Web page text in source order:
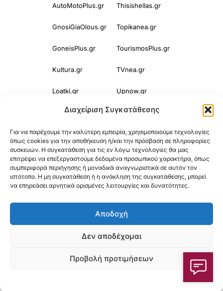
Διαχείριση Συγκατάθεσης
Για να παρέχουμε την καλύτερη εμπειρία, χρησιμοποιούμε τεχνολογίες
όπως cookies για την αποθήκευση ή/και την πρόσβαση σε πληροφορίες
συσκευών. Η συγκατάθεση για τις εν λόγω τεχνολογίες θα μας
επιτρέψει να επεξεργαστούμε δεδομένα προσωπικού χαρακτήρα, όπως
συμπεριφορά περιήγησης ή μοναδικά αναγνωριστικά σε αυτόν τον
ιστότοπο. Η μη συγκατάθεση ή η ανάκληση της συγκατάθεσης, μπορεί
να επηρεάσει αρνητικά ορισμένες λειτουργίες και δυνατότητες.
Αποδοχή
Δεν αποδέχομαι
Προβολή προτιμήσεων
AutoMotoPlus.gr Thisishellas.gr
GnosiGiaOlous.gr Topikanea.gr
GoneisPlus.gr TourismosPlus.gr
Kultura.gr TVnea.gr
Loatki.gr Upnow.gr
Loveis.gr VresSyntages.gr
ModernaGynaika.gr Xristianika.gr
OikonomiaPlus.gr ZoumeKalytera.gr
Oikotropia.gr ZoumeSpiti.gr
© 2025Orama Group(Orama Group Μ.Ι.Κ.Ε.) | Α.Φ.Μ. 801086294 –
Ελλάδα |